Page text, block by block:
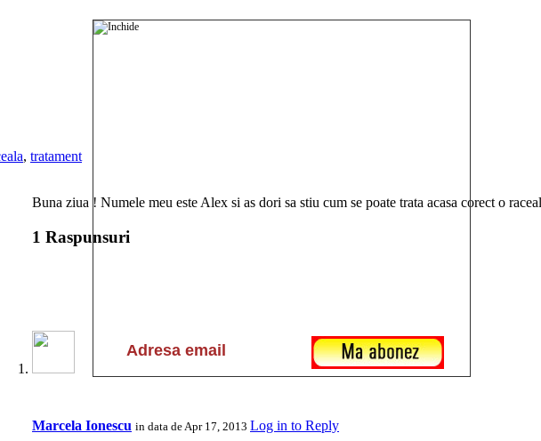
, tratament
Buna ziua ! Numele meu este Alex si as dori sa stiu cum se poate trata acasa corect o
1 Raspunsuri
Marcela Ionescu in data de Apr 17, 2013 Log in to Reply